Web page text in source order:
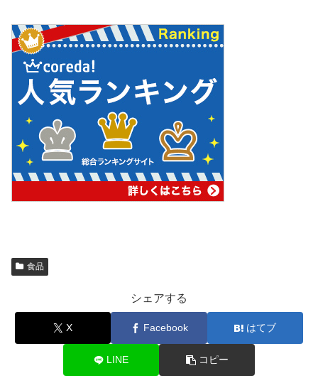
食品
シェアする
X Facebook はてブ
LINE コピー